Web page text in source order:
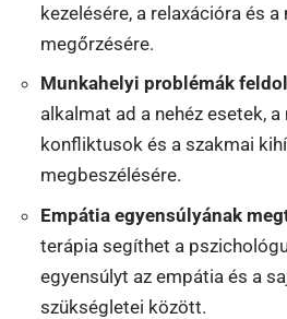
kezelésére, a relaxációra és
megőrzésére.
Munkahelyi problémák
alkalmat ad a nehéz esetek, a
konfliktusok és a szakmai
megbeszélésére.
Empátia egyensúlyának
terápia segíthet a
egyensúlyt az empátia és a
szükségletei között.